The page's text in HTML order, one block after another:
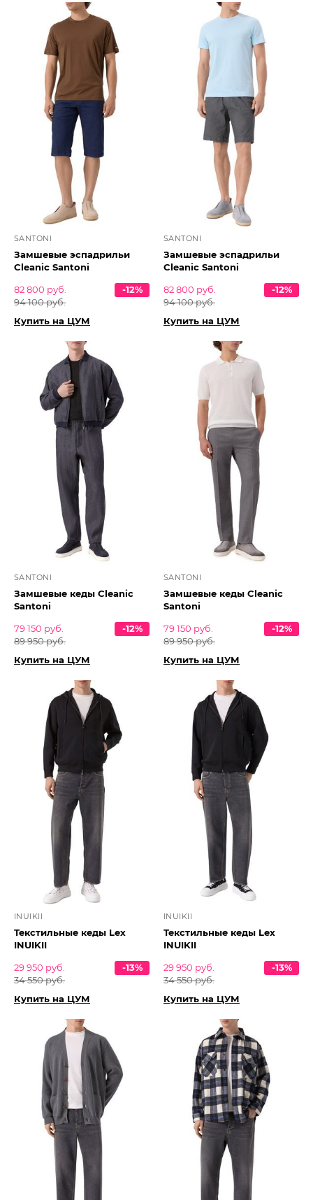
SANTONI
Замшевые эспадрильи
Cleanic Santoni
82 800 руб.
94 100 руб.
-12%
Купить на ЦУМ
SANTONI
Замшевые эспадрильи
Cleanic Santoni
82 800 руб.
94 100 руб.
-12%
Купить на ЦУМ
SANTONI
Замшевые кеды Cleanic
Santoni
79 150 руб.
89 950 руб.
-12%
Купить на ЦУМ
SANTONI
Замшевые кеды Cleanic
Santoni
79 150 руб.
89 950 руб.
-12%
Купить на ЦУМ
INUIKII
Текстильные кеды Lex
INUIKII
29 950 руб.
34 550 руб.
-13%
Купить на ЦУМ
INUIKII
Текстильные кеды Lex
INUIKII
29 950 руб.
34 550 руб.
-13%
Купить на ЦУМ